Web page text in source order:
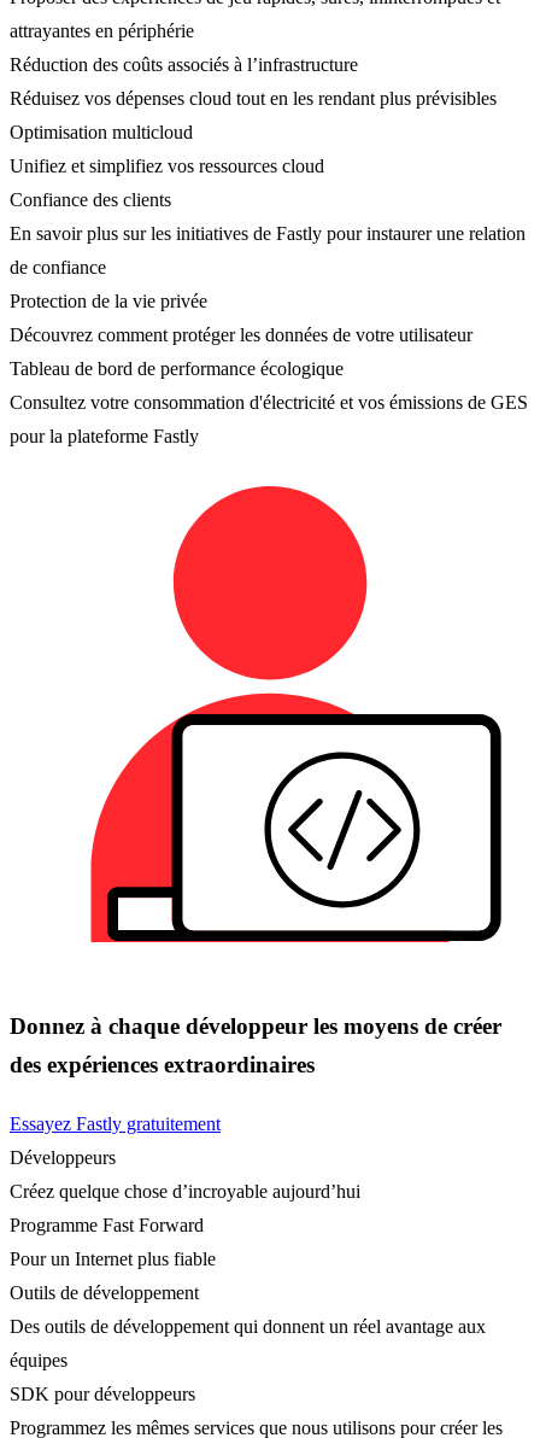
attrayantes en périphérie
Réduction des coûts associés à l’infrastructure
Réduisez vos dépenses cloud tout en les rendant plus prévisibles
Optimisation multicloud
Unifiez et simplifiez vos ressources cloud
Confiance des clients
En savoir plus sur les initiatives de Fastly pour instaurer une relation
de confiance
Protection de la vie privée
Découvrez comment protéger les données de votre utilisateur
Tableau de bord de performance écologique
Consultez votre consommation d'électricité et vos émissions de GES
pour la plateforme Fastly
Donnez à chaque développeur les moyens de créer
des expériences extraordinaires
Essayez Fastly gratuitement
Développeurs
Créez quelque chose d’incroyable aujourd’hui
Programme Fast Forward
Pour un Internet plus fiable
Outils de développement
Des outils de développement qui donnent un réel avantage aux
équipes
SDK pour développeurs
Programmez les mêmes services que nous utilisons pour créer les